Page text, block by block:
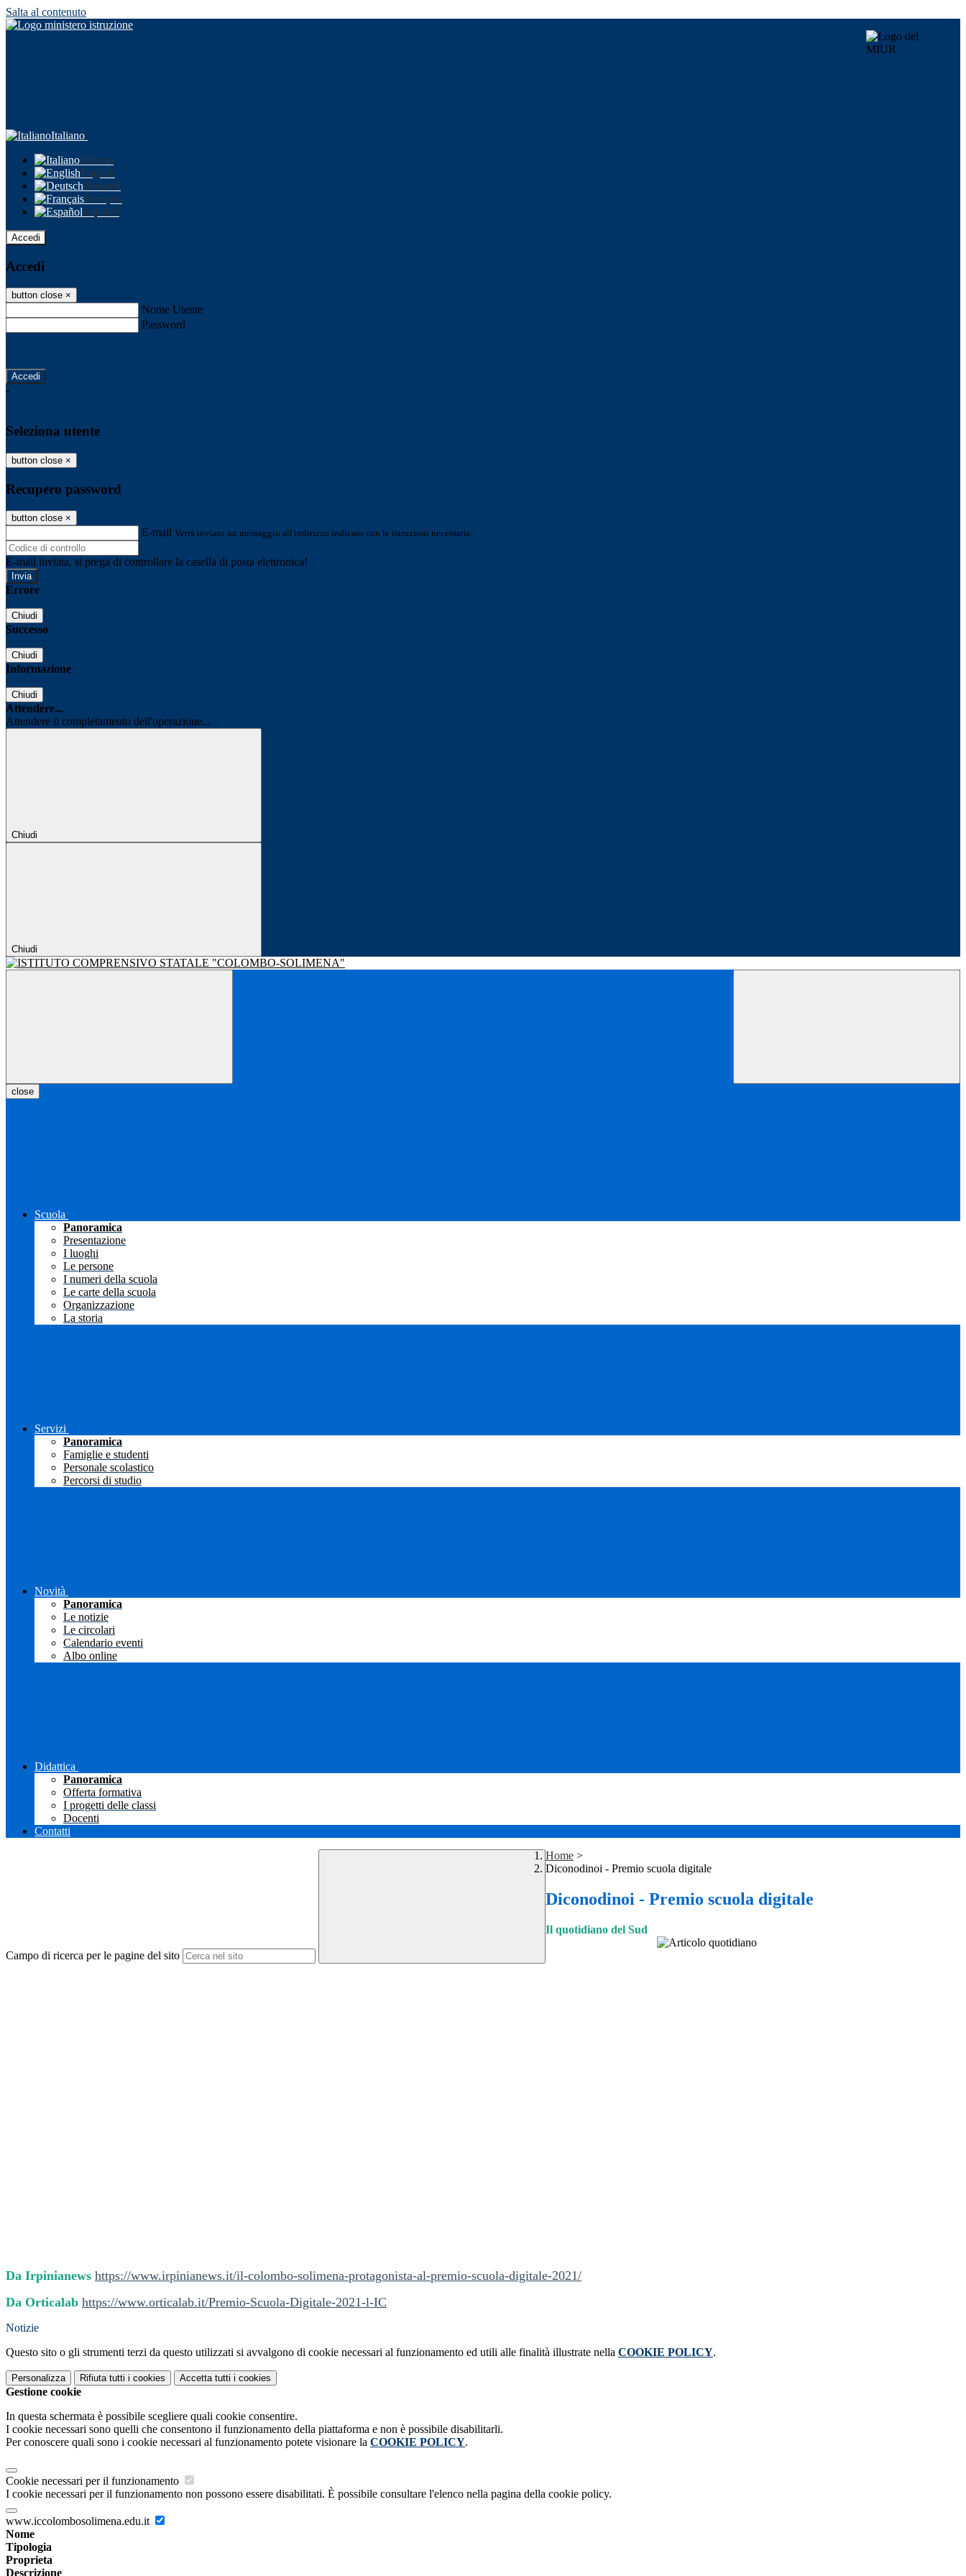
Salta al contenuto
Italiano
Italiano
English
Deutsch
Français
Español
Accedi
Accedi
button close ×
Nome Utente
Password
-
Seleziona utente
button close ×
Recupero password
button close ×
E-mail Verrà inviato un messaggio all'indirizzo indicato con le istruzioni necessarie.
E-mail inviata, si prega di controllare la casella di posta elettronica!
Errore
Chiudi
Successo
Chiudi
Informazione
Chiudi
Attendere...
Attendere il completamento dell'operazione...
Chiudi
Chiudi
close
Scuola
Panoramica
Presentazione
I luoghi
Le persone
I numeri della scuola
Le carte della scuola
Organizzazione
La storia
Servizi
Panoramica
Famiglie e studenti
Personale scolastico
Percorsi di studio
Novità
Panoramica
Le notizie
Le circolari
Calendario eventi
Albo online
Didattica
Panoramica
Offerta formativa
I progetti delle classi
Docenti
Contatti
Campo di ricerca per le pagine del sito
Home >
Diconodinoi - Premio scuola digitale
Diconodinoi - Premio scuola digitale
Il quotidiano del Sud
Da Irpinianews https://www.irpinianews.it/il-colombo-solimena-protagonista-al-premio-scuola-digitale-2021/
Da Orticalab https://www.orticalab.it/Premio-Scuola-Digitale-2021-l-IC
Notizie
Questo sito o gli strumenti terzi da questo utilizzati si avvalgono di cookie necessari al funzionamento ed utili alle finalità illustrate nella COOKIE POLICY.
Personalizza Rifiuta tutti i cookies Accetta tutti i cookies
Gestione cookie
In questa schermata è possibile scegliere quali cookie consentire.
I cookie necessari sono quelli che consentono il funzionamento della piattaforma e non è possibile disabilitarli.
Per conoscere quali sono i cookie necessari al funzionamento potete visionare la COOKIE POLICY.
Cookie necessari per il funzionamento
I cookie necessari per il funzionamento non possono essere disabilitati. È possibile consultare l'elenco nella pagina della cookie policy.
www.iccolombosolimena.edu.it
Nome
Tipologia
Proprieta
Descrizione